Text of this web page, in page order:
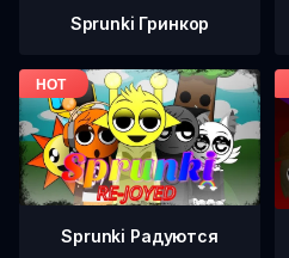
Sprunki Гринкор
Sprunki Радуются